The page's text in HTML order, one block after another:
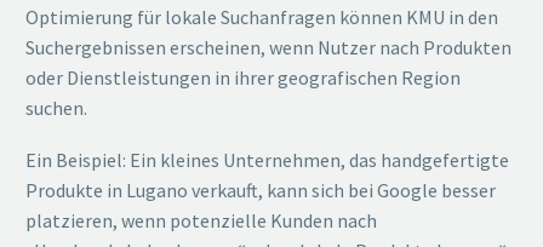
Optimierung für lokale Suchanfragen können KMU in den
Suchergebnissen erscheinen, wenn Nutzer nach Produkten
oder Dienstleistungen in ihrer geografischen Region
suchen.
Ein Beispiel: Ein kleines Unternehmen, das handgefertigte
Produkte in Lugano verkauft, kann sich bei Google besser
platzieren, wenn potenzielle Kunden nach